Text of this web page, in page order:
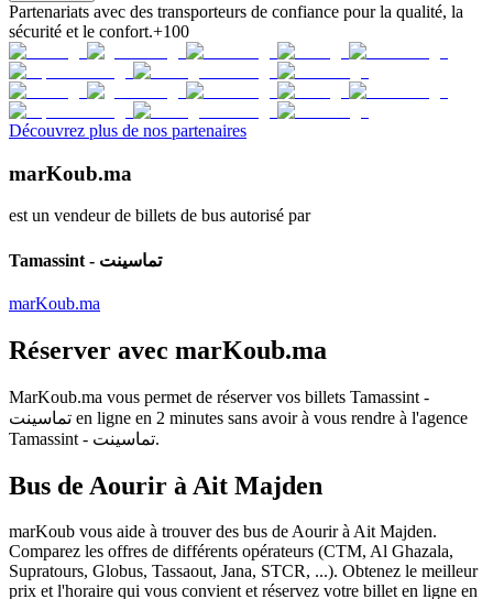
Partenariats avec des transporteurs de confiance pour la qualité, la
sécurité et le confort.+100
Découvrez plus de nos partenaires
marKoub.ma
est un vendeur de billets de bus autorisé par
Tamassint - تماسينت
marKoub.ma
Réserver avec marKoub.ma
MarKoub.ma vous permet de réserver vos billets Tamassint -
تماسينت en ligne en 2 minutes sans avoir à vous rendre à l'agence
Tamassint - تماسينت.
Bus de Aourir à Ait Majden
marKoub vous aide à trouver des bus de Aourir à Ait Majden.
Comparez les offres de différents opérateurs (CTM, Al Ghazala,
Supratours, Globus, Tassaout, Jana, STCR, ...). Obtenez le meilleur
prix et l'horaire qui vous convient et réservez votre billet en ligne en